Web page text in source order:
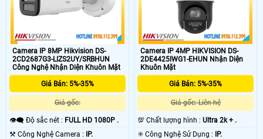
Camera IP 8MP Hikvision DS-
2CD2687G3-LIZS2UY/SRBHUN
Công Nghệ Nhận Diện Khuôn Mặt
Giá Bán: 5%-35%
Giá gốc:
👁️‍🗨 Độ sắc nét : FULL HD 1080P .
⚒ Công Nghệ Camera : IP.
Camera IP 4MP HIKVISION DS-
2DE4425IWG1-EHUN Nhận Diện
Khuôn Mặt
Giá Bán: 5%-35%
Giá gốc: Liên hệ
💯 Chất lượng hình :Ultra 2k + .
✳️ Công Nghệ Sử Dụng : IP.